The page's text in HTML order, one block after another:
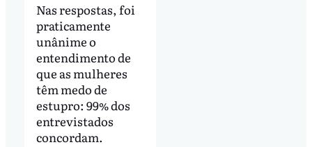
Nas respostas, foi
praticamente
unânime o
entendimento de
que as mulheres
têm medo de
estupro: 99% dos
entrevistados
concordam.